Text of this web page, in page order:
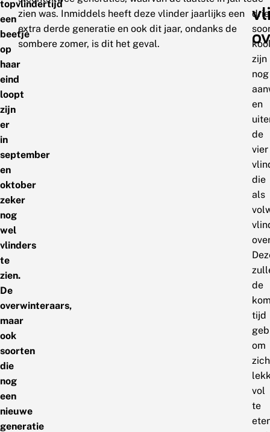
topvlindertijd
een
beetje
op
haar
eind
loopt
zijn
er
in
september
en
oktober
zeker
nog
wel
vlinders
te
zien.
De
overwinteraars,
maar
ook
soorten
die
nog
een
nieuwe
generatie
zien was. Inmiddels heeft deze vlinder jaarlijks een
extra derde generatie en ook dit jaar, ondanks de
sombere zomer, is dit het geval.
drie
zijn
nog
en
de
vier
die
als
de
tijd
om
zich
vol
te